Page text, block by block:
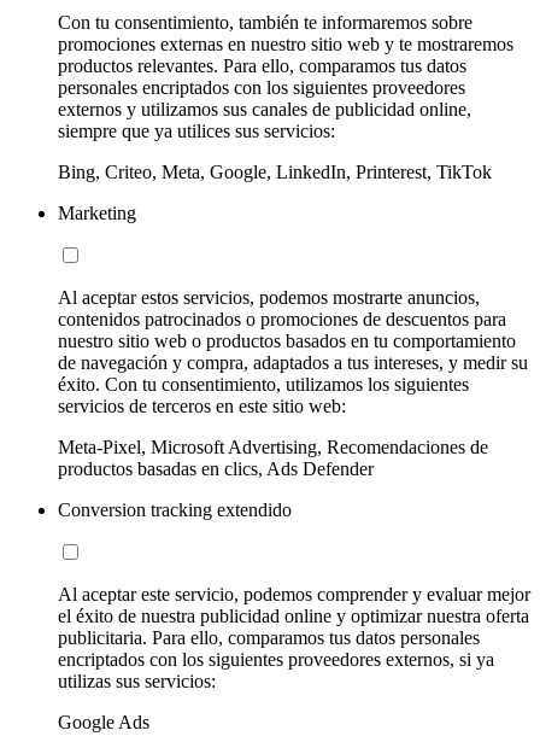
Con tu consentimiento, también te informaremos sobre
promociones externas en nuestro sitio web y te mostraremos
productos relevantes. Para ello, comparamos tus datos
personales encriptados con los siguientes proveedores
externos y utilizamos sus canales de publicidad online,
siempre que ya utilices sus servicios:
Bing, Criteo, Meta, Google, LinkedIn, Printerest, TikTok
Marketing
Al aceptar estos servicios, podemos mostrarte anuncios,
contenidos patrocinados o promociones de descuentos para
nuestro sitio web o productos basados en tu comportamiento
de navegación y compra, adaptados a tus intereses, y medir su
éxito. Con tu consentimiento, utilizamos los siguientes
servicios de terceros en este sitio web:
Meta-Pixel, Microsoft Advertising, Recomendaciones de
productos basadas en clics, Ads Defender
Conversion tracking extendido
Al aceptar este servicio, podemos comprender y evaluar mejor
el éxito de nuestra publicidad online y optimizar nuestra oferta
publicitaria. Para ello, comparamos tus datos personales
encriptados con los siguientes proveedores externos, si ya
utilizas sus servicios:
Google Ads